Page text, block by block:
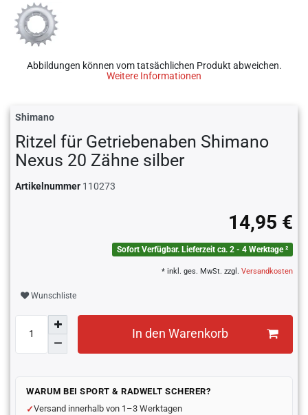
Abbildungen können vom tatsächlichen Produkt abweichen.
Weitere Informationen
Shimano
Ritzel für Getriebenaben Shimano
Nexus 20 Zähne silber
Artikelnummer 110273
14,95 €
Sofort Verfügbar. Lieferzeit ca. 2 - 4 Werktage ²
* inkl. ges. MwSt. zzgl. Versandkosten
Wunschliste
In den Warenkorb
WARUM BEI SPORT & RADWELT SCHERER?
Versand innerhalb von 1–3 Werktagen